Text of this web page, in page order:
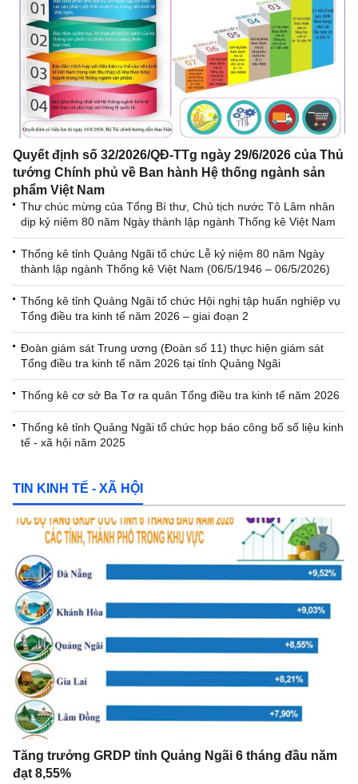
Quyết định số 32/2026/QĐ-TTg ngày 29/6/2026 của Thủ
tướng Chính phủ về Ban hành Hệ thống ngành sản
phẩm Việt Nam
Thư chúc mừng của Tổng Bí thư, Chủ tịch nước Tô Lâm nhân
dịp kỷ niệm 80 năm Ngày thành lập ngành Thống kê Việt Nam
Thống kê tỉnh Quảng Ngãi tổ chức Lễ kỷ niệm 80 năm Ngày
thành lập ngành Thống kê Việt Nam (06/5/1946 – 06/5/2026)
Thống kê tỉnh Quảng Ngãi tổ chức Hội nghị tập huấn nghiệp vụ
Tổng điều tra kinh tế năm 2026 – giai đoạn 2
Đoàn giám sát Trung ương (Đoàn số 11) thực hiện giám sát
Tổng điều tra kinh tế năm 2026 tại tỉnh Quảng Ngãi
Thống kê cơ sở Ba Tơ ra quân Tổng điều tra kinh tế năm 2026
Thống kê tỉnh Quảng Ngãi tổ chức họp báo công bố số liệu kinh
tế - xã hội năm 2025
TIN KINH TẾ - XÃ HỘI
Tăng trưởng GRDP tỉnh Quảng Ngãi 6 tháng đầu năm
đạt 8,55%